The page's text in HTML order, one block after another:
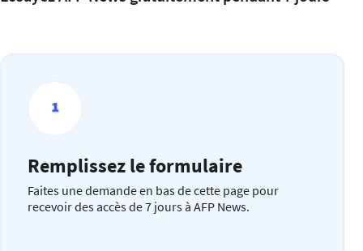
Remplissez le formulaire
Faites une demande en bas de cette page pour
recevoir des accès de 7 jours à AFP News.